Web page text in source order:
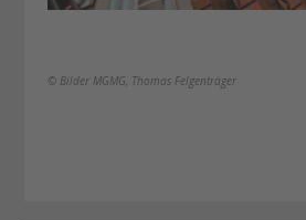
© Bilder MGMG, Thomas Felgenträger​